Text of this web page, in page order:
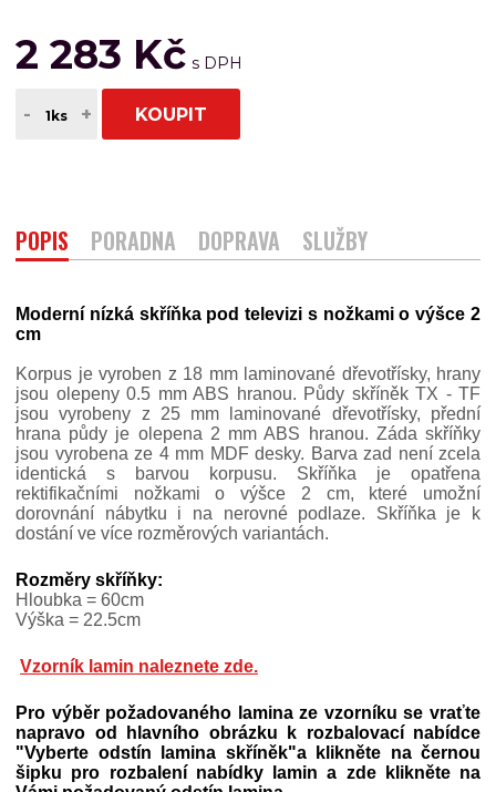
2 283 Kč
- + KOUPIT
POPIS PORADNA DOPRAVA SLUŽBY
Moderní nízká skříňka pod televizi s nožkami o výšce 2
cm
Korpus je vyroben z 18 mm laminované dřevotřísky, hrany
jsou olepeny 0.5 mm ABS hranou. Půdy skříněk TX - TF
jsou vyrobeny z 25 mm laminované dřevotřísky, přední
hrana půdy je olepena 2 mm ABS hranou. Záda skříňky
jsou vyrobena ze 4 mm MDF desky. Barva zad není zcela
identická s barvou korpusu. Skříňka je opatřena
rektifikačními nožkami o výšce 2 cm, které umožní
dorovnání nábytku i na nerovné podlaze. Skříňka je k
dostání ve více rozměrových variantách.
Rozměry skříňky:
Hloubka = 60cm
Výška = 22.5cm
Vzorník lamin naleznete zde.
Pro výběr požadovaného lamina ze vzorníku se vraťte
napravo od hlavního obrázku k rozbalovací nabídce
"Vyberte odstín lamina skříněk"a klikněte na černou
šipku pro rozbalení nabídky lamin a zde klikněte na